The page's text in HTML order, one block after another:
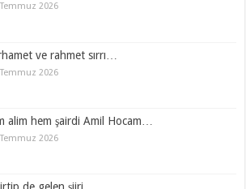
2026
ve rahmet sırrı…
2026
alim hem şairdi Amil Hocam…
2026